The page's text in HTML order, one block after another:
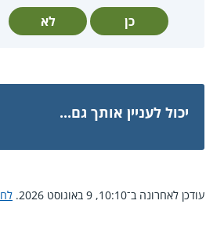
כן לא
יכול לעניין אותך גם...
עודכן לאחרונה ב־10:10, 9 באוגוסט 2026.